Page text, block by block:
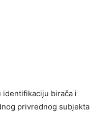
identifikaciju birača i
privrednog subjekta